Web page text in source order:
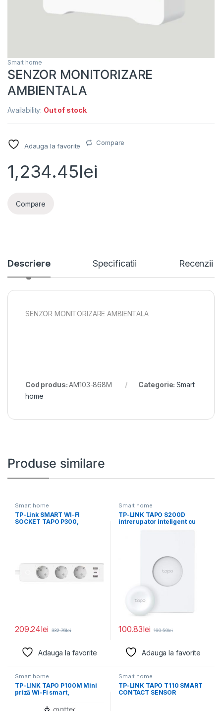
Smart home
SENZOR MONITORIZARE
AMBIENTALA
Availability: Out of stock
Adauga la favorite Compare
1,234.45lei
Compare
Descriere Specificatii Recenzii
SENZOR MONITORIZARE AMBIENTALA
Cod produs:AM103-868M Categorie:Smart
home
Produse similare
Smart home
TP-Link SMART WI-FI
SOCKET TAPO P300,
209.24lei 332.76lei
Adauga la favorite
Smart home
TP-LINK TAPO S200D
intrerupator inteligent cu
100.83lei 160.50lei
Adauga la favorite
Smart home
TP-LINK TAPO P100M Mini
priză Wi-Fi smart,
Smart home
TP-LINK TAPO T110 SMART
CONTACT SENSOR